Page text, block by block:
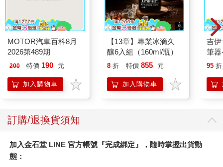
16647 Birthday Cake
拍貼風小卡組
特價 120 元
加入購物車
向什麼都能做的軟萌修
女魅魔懺悔榨精
特價 300 元
預購限定
約
特價
您可能會喜歡